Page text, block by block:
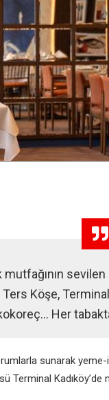
Köşe, Terminal
Her tabakta
sunarak
Terminal Kadıköy’de